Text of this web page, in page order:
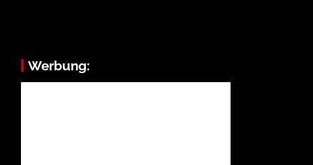
Werbung: